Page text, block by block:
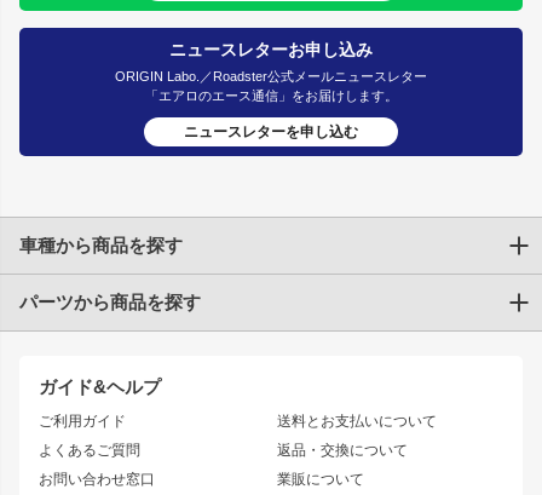
ニュースレターお申し込み
ORIGIN Labo.／Roadster公式メールニュースレター
「エアロのエース通信」をお届けします。
ニュースレターを申し込む
ガイド&ヘルプ
ご利用ガイド
よくあるご質問
お問い合わせ窓口
送料とお支払いについて
返品・交換について
業販について
車種から商品を探す
トヨタ
JZX90 CHASER
JZX110 MARK II
JZX100 MARK II
JZX90 MARK II
アリスト
ソアラ
アルテッツァ
パーツから商品を探す
エアロシリーズ
ドリフトライン
風神
雷神
レーシングライン
アタックライン
ストリームライン